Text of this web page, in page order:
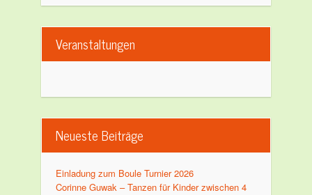
Veranstaltungen
Neueste Beiträge
Einladung zum Boule Turnier 2026
Corinne Guwak – Tanzen für Kinder zwischen 4